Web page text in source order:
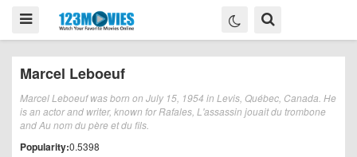
Marcel Leboeuf
Marcel Leboeuf was born on July 15, 1954 in Levis, Québec, Canada. He
is an actor and writer, known for Rafales, L'assassin jouait du trombone
and Au nom du père et du fils.
Popularity:0.5398